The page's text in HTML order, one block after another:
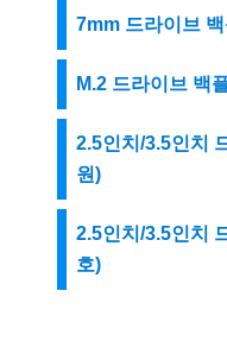
7mm 드라이브
M.2 드라이브 백
2.5인치/3.5인치
원)
2.5인치/3.5인치
호)